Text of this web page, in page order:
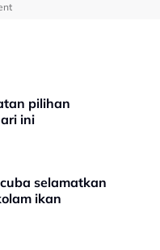
pilihan
ini
selamatkan
ikan